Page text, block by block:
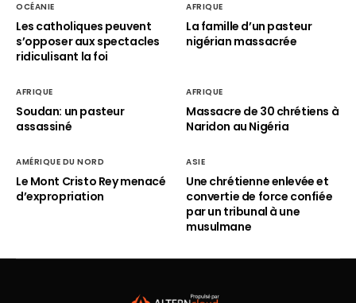
OCÉANIE
Les catholiques peuvent
s’opposer aux spectacles
ridiculisant la foi
AFRIQUE
La famille d’un pasteur
nigérian massacrée
AFRIQUE
Soudan: un pasteur
assassiné
AFRIQUE
Massacre de 30 chrétiens à
Naridon au Nigéria
AMÉRIQUE DU NORD
Le Mont Cristo Rey menacé
d’expropriation
ASIE
Une chrétienne enlevée et
convertie de force confiée
par un tribunal à une
musulmane